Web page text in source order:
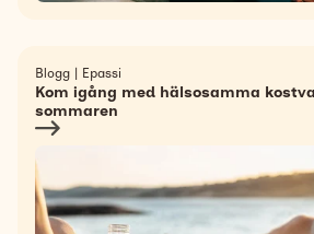
Blogg Epassi
Kom igång med hälsosamma
sommaren